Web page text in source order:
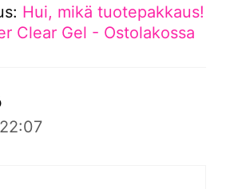
Hui, mikä tuotepakkaus!
Clear Gel - Ostolakossa